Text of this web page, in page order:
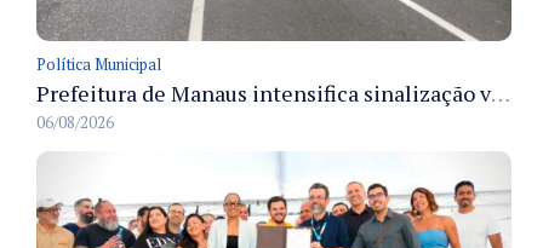
Política Municipal
Prefeitura de Manaus intensifica sinalização viária em diversos bairros para organizar o trânsito e reduzir sinistros
06/08/2026